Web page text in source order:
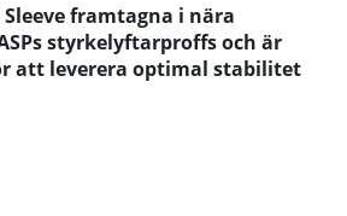
framtagna i nära
styrkelyftarproffs och är
att leverera optimal stabilitet